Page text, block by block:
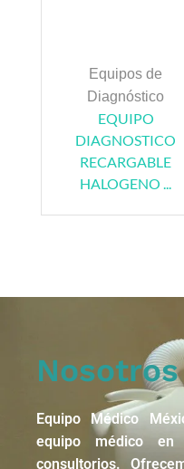
Equipos de
Diagnóstico
EQUIPO
DIAGNOSTICO
RECARGABLE
HALOGENO ...
Nosotros
Equipo Médico
equipo médico
consultorios.